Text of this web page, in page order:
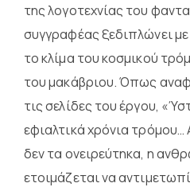
της λογοτεχνίας του
συγγραφέας ξεδιπλώνει με
το κλίμα του κοσμικού
του μακάβριου. Όπως
τις σελίδες του έργου,
εφιαλτικά χρόνια τρόμου…
δεν τα ονειρεύτηκα, η
ετοιμάζεται να